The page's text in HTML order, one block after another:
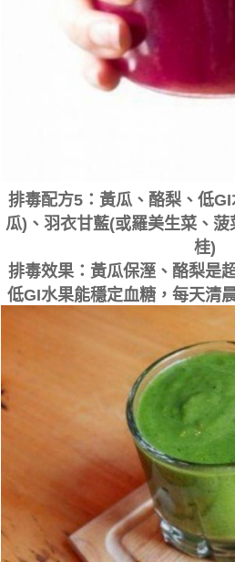
排毒配方5：黃瓜、酪梨、低
瓜)、羽衣甘藍(或羅美生菜、
桂)
排毒效果：黃瓜保溼、酪梨是
低GI水果能穩定血糖，每天清